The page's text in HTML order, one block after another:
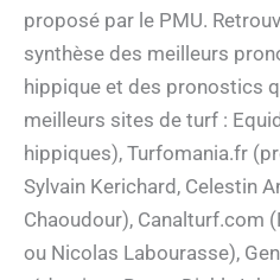
proposé par le PMU.
synthèse des meilleurs
hippique et des pronostics
meilleurs sites de turf :
hippiques), Turfomania.fr
Sylvain Kerichard, Celestin
Chaoudour), Canalturf.com
ou Nicolas Labourasse),